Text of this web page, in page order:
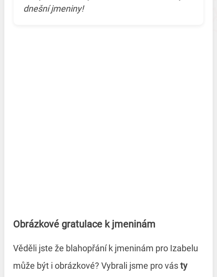
dnešní jmeniny!
Obrázkové gratulace k jmeninám
Věděli jste že blahopřání k jmeninám pro Izabelu
může být i obrázkové? Vybrali jsme pro vásty